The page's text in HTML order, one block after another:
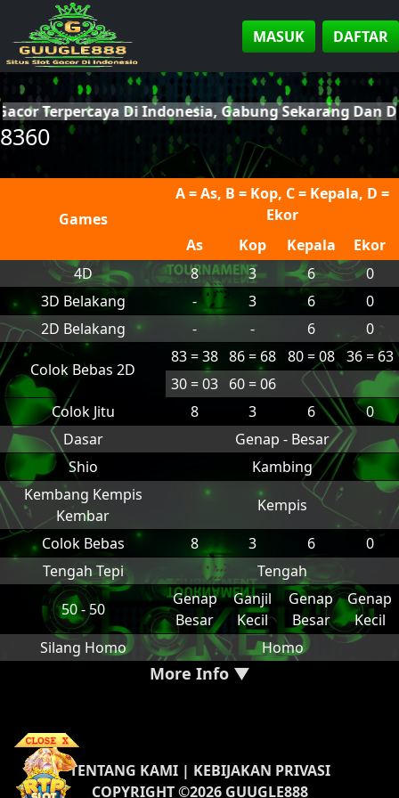
MASUK DAFTAR
Terpercaya Di Indonesia, Gabung Sekarang Dan
8360
Games
A = As, B = Kop, C = Kepala, D =
Ekor
As
Kop Kepala
Ekor
4D
8 3 6
0
3D Belakang
- 3 6
0
2D Belakang
- - 6 0
Colok Bebas 2D
83 = 38 86 = 68 80 = 08
36 = 63
30 = 03 60 = 06
Colok Jitu
8 3 6
0
Dasar
Genap - Besar
Shio
Kambing
Kembang Kempis
Kembar
Kempis
Colok Bebas
8 3 6
0
Tengah Tepi
Tengah
50 - 50
Genap
Besar
Ganjil
Kecil
Genap
Besar
Genap
Kecil
Silang Homo
Homo
More Info ▼
TENTANG KAMI| KEBIJAKAN PRIVASI
COPYRIGHT ©2026 GUUGLE888